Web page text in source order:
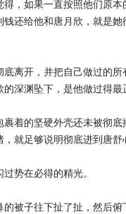
，如果一直按照他们原
还给他和唐月欣，就是
离开，并把自己做过的所
深渊坠下，是他做过得最
着的坚硬外壳还未被彻底
就足够说明彻底进到唐舒
势在必得的精光。
子往下扯了扯，然后俯